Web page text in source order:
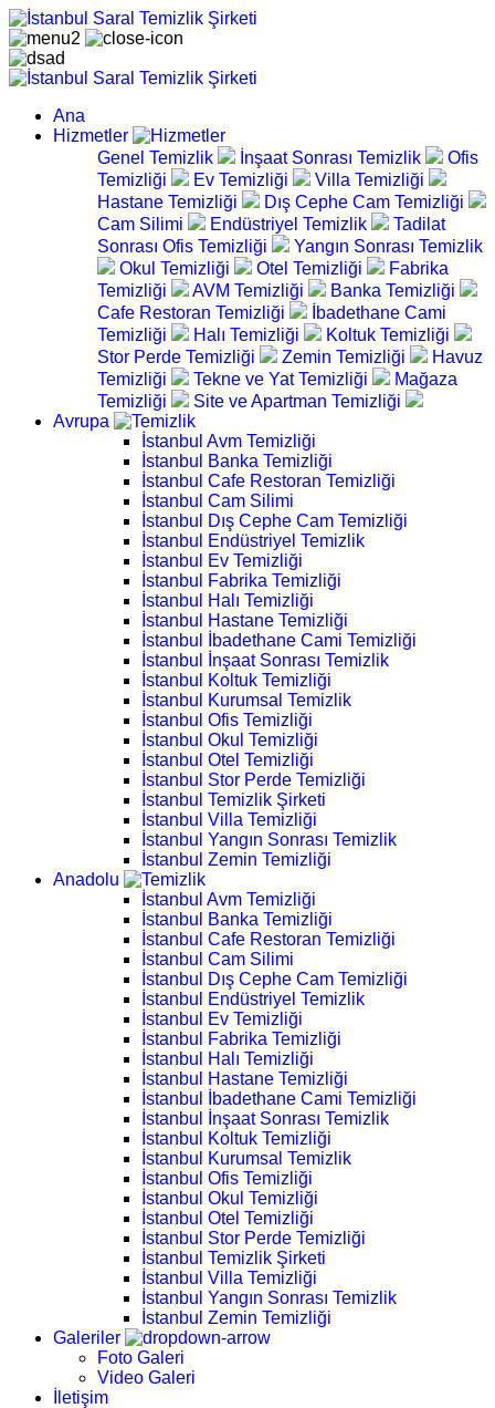
Ana
Hizmetler
Genel Temizlik
İnşaat Sonrası Temizlik
Ofis
Temizliği
Ev Temizliği
Villa Temizliği
Hastane Temizliği
Dış Cephe Cam Temizliği
Cam Silimi
Endüstriyel Temizlik
Tadilat
Sonrası Ofis Temizliği
Yangın Sonrası Temizlik
Okul Temizliği
Otel Temizliği
Fabrika
Temizliği
AVM Temizliği
Banka Temizliği
Cafe Restoran Temizliği
İbadethane Cami
Temizliği
Halı Temizliği
Koltuk Temizliği
Stor Perde Temizliği
Zemin Temizliği
Havuz
Temizliği
Tekne ve Yat Temizliği
Mağaza
Temizliği
Site ve Apartman Temizliği
Avrupa
İstanbul Avm Temizliği
İstanbul Banka Temizliği
İstanbul Cafe Restoran Temizliği
İstanbul Cam Silimi
İstanbul Dış Cephe Cam Temizliği
İstanbul Endüstriyel Temizlik
İstanbul Ev Temizliği
İstanbul Fabrika Temizliği
İstanbul Halı Temizliği
İstanbul Hastane Temizliği
İstanbul İbadethane Cami Temizliği
İstanbul İnşaat Sonrası Temizlik
İstanbul Koltuk Temizliği
İstanbul Kurumsal Temizlik
İstanbul Ofis Temizliği
İstanbul Okul Temizliği
İstanbul Otel Temizliği
İstanbul Stor Perde Temizliği
İstanbul Temizlik Şirketi
İstanbul Villa Temizliği
İstanbul Yangın Sonrası Temizlik
İstanbul Zemin Temizliği
Anadolu
İstanbul Avm Temizliği
İstanbul Banka Temizliği
İstanbul Cafe Restoran Temizliği
İstanbul Cam Silimi
İstanbul Dış Cephe Cam Temizliği
İstanbul Endüstriyel Temizlik
İstanbul Ev Temizliği
İstanbul Fabrika Temizliği
İstanbul Halı Temizliği
İstanbul Hastane Temizliği
İstanbul İbadethane Cami Temizliği
İstanbul İnşaat Sonrası Temizlik
İstanbul Koltuk Temizliği
İstanbul Kurumsal Temizlik
İstanbul Ofis Temizliği
İstanbul Okul Temizliği
İstanbul Otel Temizliği
İstanbul Stor Perde Temizliği
İstanbul Temizlik Şirketi
İstanbul Villa Temizliği
İstanbul Yangın Sonrası Temizlik
İstanbul Zemin Temizliği
Galeriler
Foto Galeri
Video Galeri
İletişim